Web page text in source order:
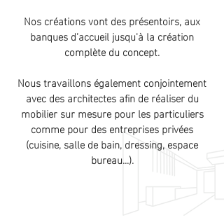
Nos créations vont des présentoirs, aux
banques d’accueil jusqu'à la création
complète du concept.
Nous travaillons également conjointement
avec des architectes afin de réaliser du
mobilier sur mesure pour les particuliers
comme pour des entreprises privées
(cuisine, salle de bain, dressing, espace
bureau...).